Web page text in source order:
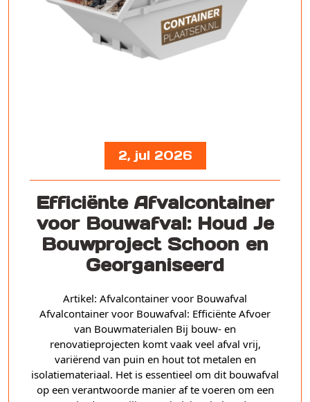
2, jul 2026
Efficiënte Afvalcontainer
voor Bouwafval: Houd Je
Bouwproject Schoon en
Georganiseerd
Artikel: Afvalcontainer voor Bouwafval
Afvalcontainer voor Bouwafval: Efficiënte Afvoer
van Bouwmaterialen Bij bouw- en
renovatieprojecten komt vaak veel afval vrij,
variërend van puin en hout tot metalen en
isolatiemateriaal. Het is essentieel om dit bouwafval
op een verantwoorde manier af te voeren om een